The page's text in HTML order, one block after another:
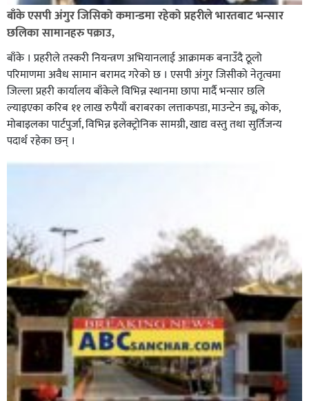
बाँके एसपी अंगुर जिसिको कमान्डमा रहेको प्रहरीले भारतबाट भन्सार
छलिका सामानहरु पक्राउ,
बाँके । प्रहरीले तस्करी नियन्त्रण अभियानलाई आक्रामक बनाउँदै ठूलो
परिमाणमा अवैध सामान बरामद गरेको छ । एसपी अंगुर जिसीको नेतृत्वमा
जिल्ला प्रहरी कार्यालय बाँकेले विभिन्न स्थानमा छापा मार्दै भन्सार छलि
ल्याइएका करिब ११ लाख रुपैयाँ बराबरका लत्ताकपडा, माउन्टेन ड्यू, कोक,
मोबाइलका पार्टपुर्जा, विभिन्न इलेक्ट्रोनिक सामग्री, खाद्य वस्तु तथा सुर्तिजन्य
पदार्थ रहेका छन् ।